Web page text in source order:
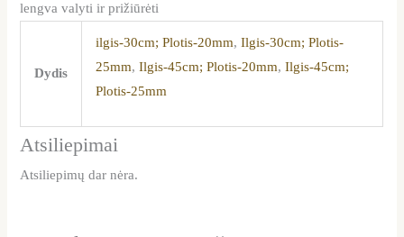
lengva valyti ir prižiūrėti
Dydis
ilgis-30cm; Plotis-20mm,Ilgis-30cm; Plotis-
25mm,Ilgis-45cm; Plotis-20mm,Ilgis-45cm;
Plotis-25mm
Atsiliepimai
Atsiliepimų dar nėra.